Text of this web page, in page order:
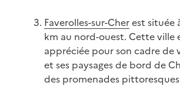
Faverolles-sur-Cherest située
km au nord-ouest. Cette ville
appréciée pour son cadre de
et ses paysages de bord de
des promenades